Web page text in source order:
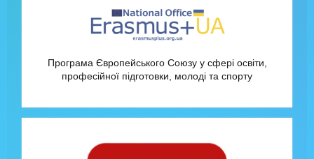
Програма Європейського Союзу у сфері освіти,
професійної підготовки, молоді та спорту